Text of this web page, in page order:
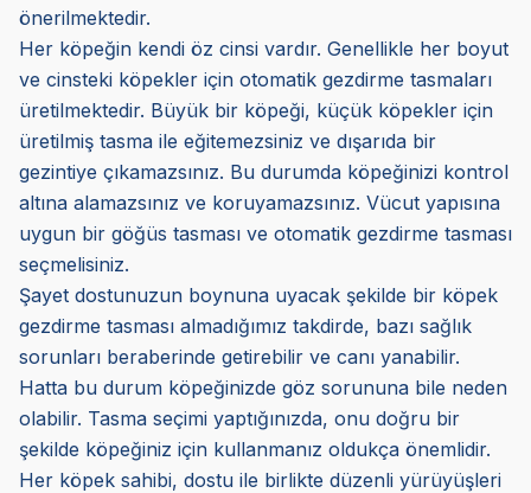
önerilmektedir.
Her köpeğin kendi öz cinsi vardır. Genellikle her boyut
ve cinsteki köpekler için otomatik gezdirme tasmaları
üretilmektedir. Büyük bir köpeği, küçük köpekler için
üretilmiş tasma ile eğitemezsiniz ve dışarıda bir
gezintiye çıkamazsınız. Bu durumda köpeğinizi kontrol
altına alamazsınız ve koruyamazsınız. Vücut yapısına
uygun bir göğüs tasması ve otomatik gezdirme tasması
seçmelisiniz.
Şayet dostunuzun boynuna uyacak şekilde bir köpek
gezdirme tasması almadığımız takdirde, bazı sağlık
sorunları beraberinde getirebilir ve canı yanabilir.
Hatta bu durum köpeğinizde göz sorununa bile neden
olabilir. Tasma seçimi yaptığınızda, onu doğru bir
şekilde köpeğiniz için kullanmanız oldukça önemlidir.
Her köpek sahibi, dostu ile birlikte düzenli yürüyüşleri